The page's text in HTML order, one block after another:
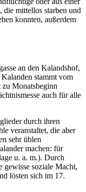
die mittellos starben und
konnten, außerdem
an den Kalandshof,
stammt vom
zu Monatsbeginn
auch für alle
durch ihren
veranstaltet, die aber
sehr üblen
machen: für
u. a. m.). Durch
gewisse soziale Macht,
lösten sich im 17.